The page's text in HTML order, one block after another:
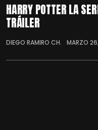
HARRY POTTER LA
TRÁILER
DIEGO RAMIRO CH. MARZO